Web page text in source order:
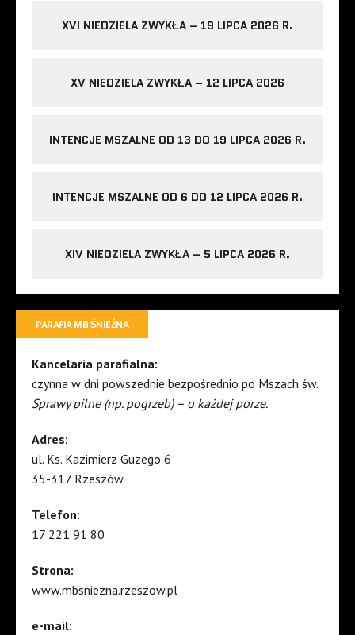
XVI NIEDZIELA ZWYKŁA – 19 LIPCA 2026 R.
XV NIEDZIELA ZWYKŁA – 12 LIPCA 2026
INTENCJE MSZALNE OD 13 DO 19 LIPCA 2026 R.
INTENCJE MSZALNE OD 6 DO 12 LIPCA 2026 R.
XIV NIEDZIELA ZWYKŁA – 5 LIPCA 2026 R.
PARAFIA MB ŚNIEŻNA
Kancelaria parafialna:
czynna w dni powszednie bezpośrednio po Mszach św.
Sprawy pilne (np. pogrzeb) – o każdej porze.
Adres:
ul. Ks. Kazimierz Guzego 6
35-317 Rzeszów
Telefon:
17 221 91 80
Strona:
www.mbsniezna.rzeszow.pl
e-mail: